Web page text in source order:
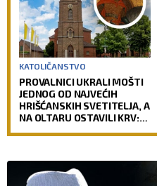
KATOLIČANSTVO
PROVALNICI UKRALI MOŠTI
JEDNOG OD NAJVEĆIH
HRIŠĆANSKIH SVETITELJA, A
NA OLTARU OSTAVILI KRV: